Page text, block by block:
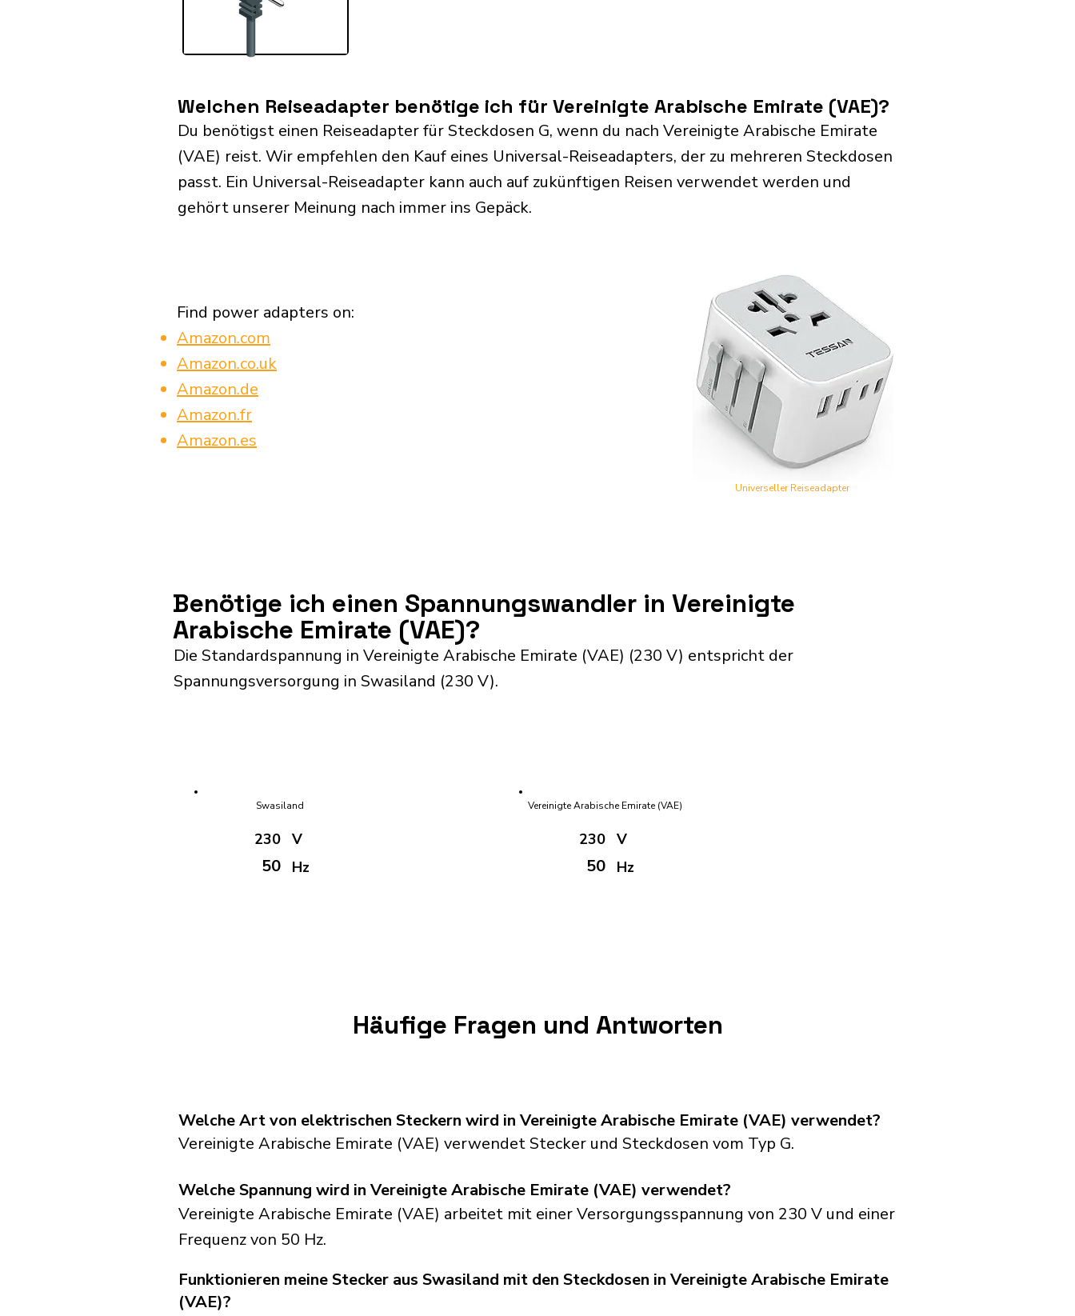
Welchen Reiseadapter benötige ich für Vereinigte Arabische Emirate (VAE)?
Du benötigst einen Reiseadapter für Steckdosen G, wenn du nach Vereinigte Arabische Emirate
(VAE) reist. Wir empfehlen den Kauf eines Universal-Reiseadapters, der zu mehreren Steckdosen
passt. Ein Universal-Reiseadapter kann auch auf zukünftigen Reisen verwendet werden und
gehört unserer Meinung nach immer ins Gepäck.
Find power adapters on:
Amazon.com
Amazon.co.uk
Amazon.de
Amazon.fr
Amazon.es
Universeller Reiseadapter
Benötige ich einen Spannungswandler in Vereinigte
Arabische Emirate (VAE)?
Die Standardspannung in Vereinigte Arabische Emirate (VAE) (230 V) entspricht der
Spannungsversorgung in Swasiland (230 V).
Swasiland
230
50
V
Hz
Vereinigte Arabische Emirate (VAE)
230
50
V
Hz
Häufige Fragen und Antworten
Welche Art von elektrischen Steckern wird in Vereinigte Arabische Emirate (VAE) verwendet?
Vereinigte Arabische Emirate (VAE) verwendet Stecker und Steckdosen vom Typ G.
Welche Spannung wird in Vereinigte Arabische Emirate (VAE) verwendet?
Vereinigte Arabische Emirate (VAE) arbeitet mit einer Versorgungsspannung von 230 V und einer
Frequenz von 50 Hz.
Funktionieren meine Stecker aus Swasiland mit den Steckdosen in Vereinigte Arabische Emirate
(VAE)?